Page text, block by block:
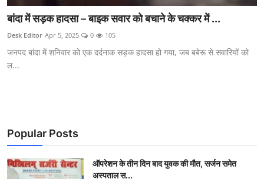
बांदा में सड़क हादसा – बाइक सवार को बचाने के चक्कर में ...
Desk Editor Apr 5, 2025 0 105
जनपद बांदा में शनिवार को एक दर्दनाक सड़क हादसा हो गया, जब बबेरू से सवारियों को
ल...
Popular Posts
ऑपरेशन के तीन दिन बाद युवक की मौत, सर्जन समेत
अस्पताल स...